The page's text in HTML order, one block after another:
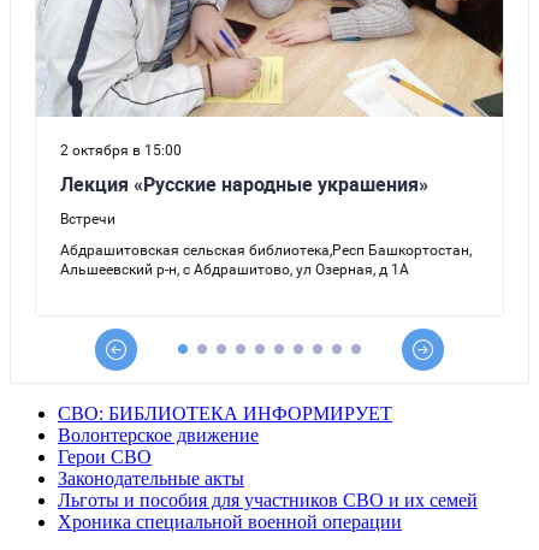
СВО: БИБЛИОТЕКА ИНФОРМИРУЕТ
Волонтерское движение
Герои СВО
Законодательные акты
Льготы и пособия для участников СВО и их семей
Хроника специальной военной операции